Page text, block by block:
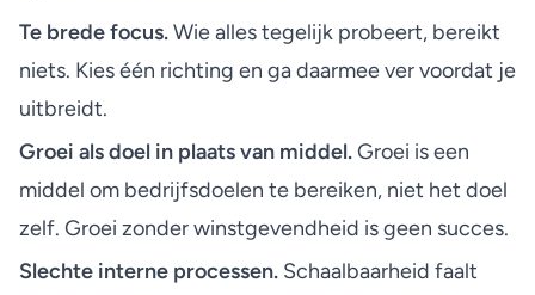
Te brede focus.Wie alles tegelijk probeert, bereikt
niets. Kies één richting en ga daarmee ver voordat je
uitbreidt.
Groei als doel in plaats van middel.Groei is een
middel om bedrijfsdoelen te bereiken, niet het doel
zelf. Groei zonder winstgevendheid is geen succes.
Slechte interne processen. Schaalbaarheid faalt